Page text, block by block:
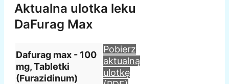
Aktualna ulotka leku
DaFurag Max
Dafurag max - 100
mg, Tabletki
(Furazidinum)
Pobierz
aktualną
ulotkę